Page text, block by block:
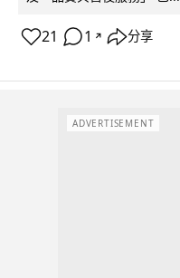
21 1 ↗ 分享
ADVERTISEMENT